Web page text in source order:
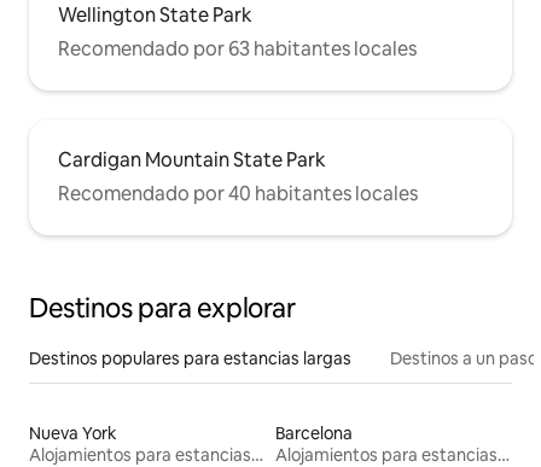
Wellington State Park
Recomendado por 63 habitantes locales
Cardigan Mountain State Park
Recomendado por 40 habitantes locales
Destinos para explorar
Destinos populares para estancias largas Destinos a un
Nueva York
Alojamientos para estancias largas
Barcelona
Alojamientos para estancias largas